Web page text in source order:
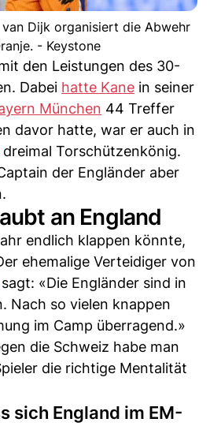
Dijk organisiert die Abwehr
- Keystone
den Leistungen des 30-
Dabei hatte Kane in seiner
München 44 Treffer
davor hatte, war er auch in
dreimal Torschützenkönig.
der Engländer aber
an England
endlich klappen könnte,
ehemalige Verteidiger von
sagt: «Die Engländer sind in
Nach so vielen knappen
im Camp überragend.»
die Schweiz habe man
die richtige Mentalität
sich England im EM-